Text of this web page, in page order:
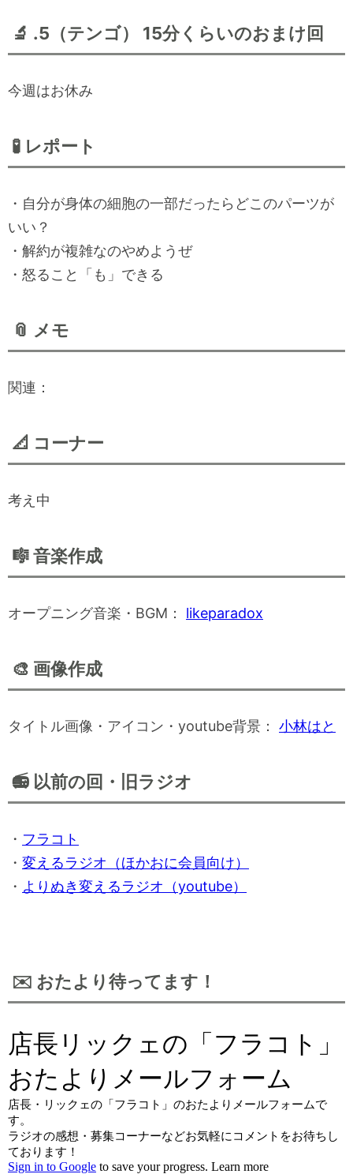
🔬 .5（テンゴ） 15分くらいのおまけ回
今週はお休み
🧪 レポート
・自分が身体の細胞の一部だったらどこのパーツが
いい？
・解約が複雑なのやめようぜ
・怒ること「も」できる
📎 メモ
関連：
📐 コーナー
考え中
🎼 音楽作成
オープニング音楽・BGM： likeparadox
🎨 画像作成
タイトル画像・アイコン・youtube背景： 小林はと
📻 以前の回・旧ラジオ
・ フラコト
・ 変えるラジオ（ほかおに会員向け）
・ よりぬき変えるラジオ（youtube）
✉️ おたより待ってます！